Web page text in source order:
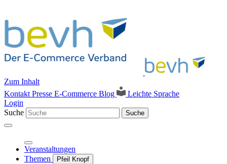
Zum Inhalt
Kontakt Presse E-Commerce Blog
Leichte Sprache
Login
Suche
Suche
Veranstaltungen
Themen
Pfeil Knopf